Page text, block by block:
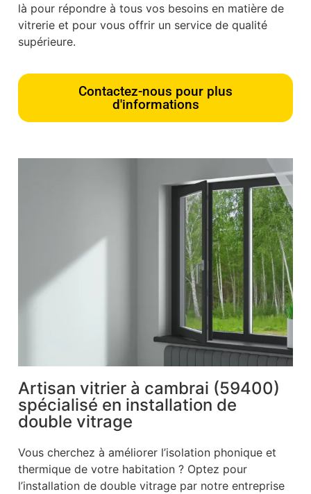
là pour répondre à tous vos besoins en matière de
vitrerie et pour vous offrir un service de qualité
supérieure.
Contactez-nous pour plus
d'informations
Artisan vitrier à cambrai (59400)
spécialisé en installation de
double vitrage
Vous cherchez à améliorer l’isolation phonique et
thermique de votre habitation ? Optez pour
l’installation de double vitrage par notre entreprise